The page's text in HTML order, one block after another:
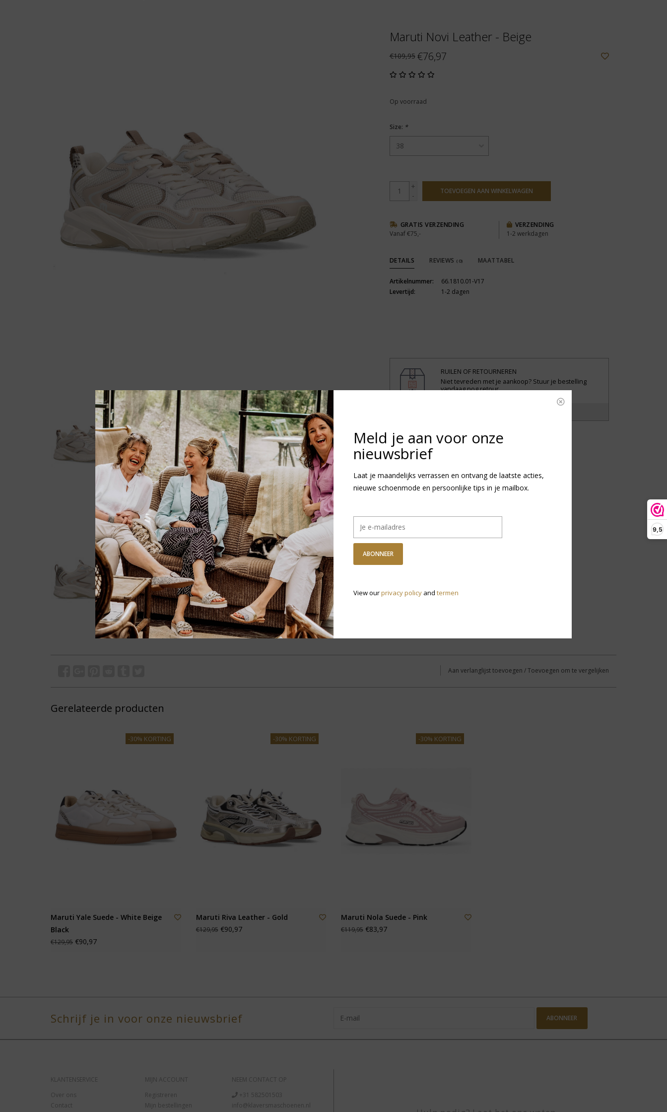
9,5
Maruti Novi Leather - Beige
€109,95 €76,97
Op voorraad
Size: *
+
-
TOEVOEGEN AAN WINKELWAGEN
GRATIS VERZENDING
Vanaf €75,-
VERZENDING
1-2 werkdagen
DETAILS REVIEWS (0) MAATTABEL
Artikelnummer:
66.1810.01-V17
Levertijd:
1-2 dagen
RUILEN OF RETOURNEREN
Niet tevreden met je aankoop? Stuur je bestelling
vandaag nog retour.
Aan verlanglijst toevoegen /Toevoegen om te vergelijken
Gerelateerde producten
-30% KORTING
Maruti Yale Suede - White Beige
Black
€129,95 €90,97
-30% KORTING
Maruti Riva Leather - Gold
€129,95€90,97
-30% KORTING
Maruti Nola Suede - Pink
€119,95 €83,97
Schrijf je in voor onze nieuwsbrief ABONNEER
KLANTENSERVICE
Over ons
Contact
MIJN ACCOUNT
Registreren
Mijn bestellingen
NEEM CONTACT OP
+31 582501503
info@klaversmaschoenen.nl
Meld je aan voor onze
nieuwsbrief
Laat je maandelijks verrassen en ontvang de laatste acties,
nieuwe schoenmode en persoonlijke tips in je mailbox.
ABONNEER
View ourprivacy policy and termen